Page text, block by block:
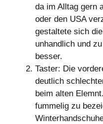
da im Alltag gern
oder den USA
gestaltete sich
unhandlich und
besser.
Taster: Die
deutlich
beim alten
fummelig zu